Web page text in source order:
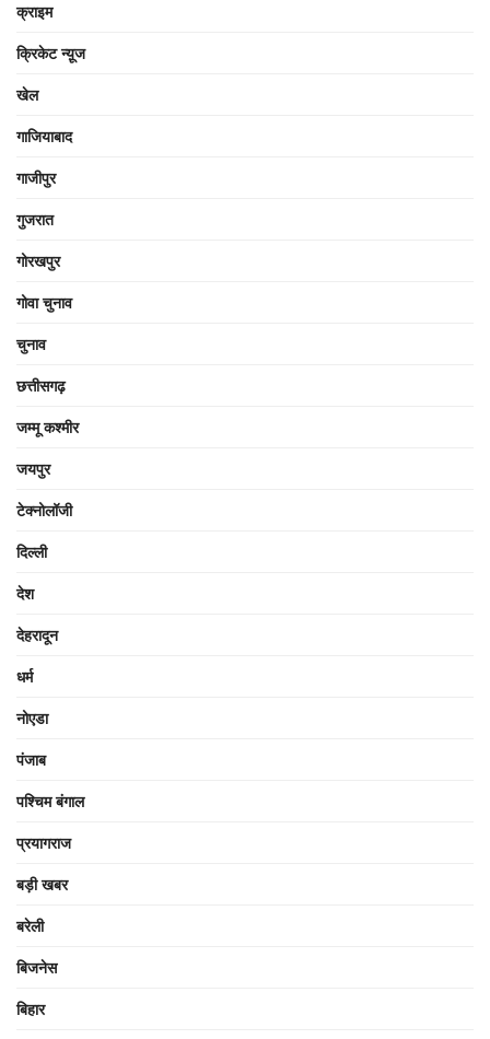
क्राइम
क्रिकेट न्यू़ज
खेल
गाजियाबाद
गाजीपुर
गुजरात
गोरखपुर
गोवा चुनाव
चुनाव
छत्तीसगढ़
जम्मू कश्मीर
जयपुर
टेक्नोलॉजी
दिल्ली
देश
देहरादून
धर्म
नोएडा
पंजाब
पश्चिम बंगाल
प्रयागराज
बड़ी खबर
बरेली
बिजनेस
बिहार